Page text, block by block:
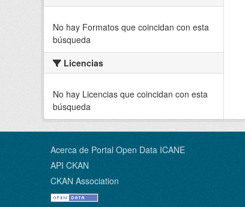
No hay Formatos que coincidan con esta
búsqueda
Licencias
No hay Licencias que coincidan con esta
búsqueda
Acerca de Portal Open Data ICANE
API CKAN
CKAN Association